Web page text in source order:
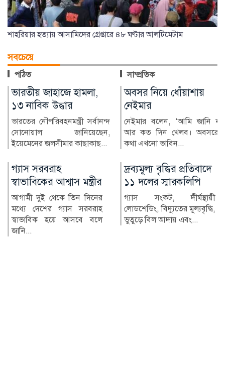
শাহরিয়ার হত্যায় আসামিদের গ্রেপ্তারে ৪৮ ঘণ্টার আলটিমেটাম
সবচেয়ে
পঠিত সাম্প্রতিক
অবসর নিয়ে ধোঁয়াশায়
নেইমার
নেইমার বলেন, ‘আমি জানি না
আর কত দিন খেলব। অবসরের
কথা এখনো ভাবিন...
কিয়েভে রাশিয়ার ক্ষেপণাস্ত্র
ও ড্রোন হামলায় নিহত ১৭
ইউক্রেনের রাজধানী কিয়েভে
রাশিয়ার ব্যাপক ক্ষেপণাস্ত...
দ্রব্যমূল্য বৃদ্ধির প্রতিবাদে
১১ দলের স্মারকলিপি
গ্যাস সংকট, দীর্ঘস্থায়ী
লোডশেডিং, বিদ্যুতের মূল্যবৃদ্ধি,
ভুতুড়ে বিল আদায় এবং...
২৪ ঘণ্টায় হামে আক্রান্ত
৮১৮, মৃত্যু ৬
দেশে গত ২৪ ঘণ্টায় হামের
উপসর্গ নিয়ে আরও ৬ জনের
মৃত্যু হয়েছে। একই সময়ে হাম